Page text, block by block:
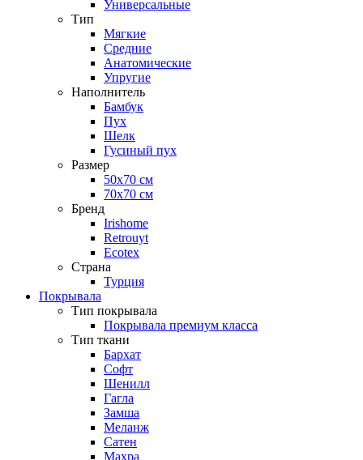
Универсальные
Тип
Мягкие
Средние
Анатомические
Упругие
Наполнитель
Бамбук
Пух
Шелк
Гусиный пух
Размер
50х70 см
70х70 см
Бренд
Irishome
Retrouyt
Ecotex
Cтрана
Турция
Покрывала
Тип покрывала
Покрывала премиум класса
Тип ткани
Бархат
Софт
Шенилл
Гагла
Замша
Меланж
Сатен
Махра